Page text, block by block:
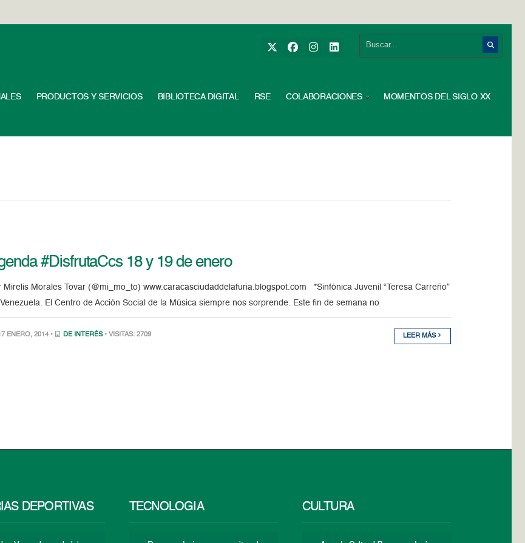
PRODUCTOS Y SERVICIOS BIBLIOTECA DIGITAL RSE COLABORACIONES MOMENTOS DEL SIGLO XX
#DisfrutaCcs 18 y 19 de enero
Mirelis Morales Tovar (@mi_mo_to) www.caracasciudaddelafuria.blogspot.com *Sinfónica Juvenil “Teresa Carreño”
El Centro de Acción Social de la Música siempre nos sorprende. Este fin de semana no
ENERO, 2014 • DE INTERÉS • VISITAS: 2709 LEER MÁS
DEPORTIVAS TECNOLOGÍA CULTURA